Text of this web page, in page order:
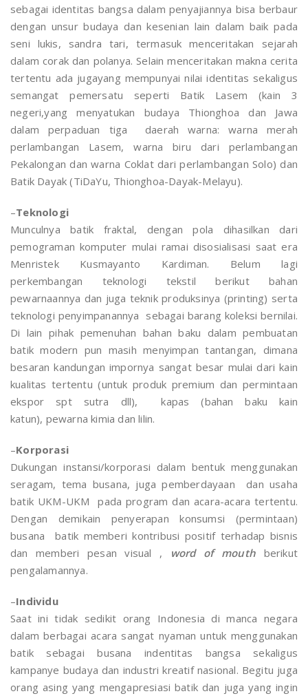
sebagai identitas bangsa dalam penyajiannya bisa berbaur
dengan unsur budaya dan kesenian lain dalam baik pada
seni lukis, sandra tari, termasuk menceritakan sejarah
dalam corak dan polanya. Selain menceritakan makna cerita
tertentu ada jugayang mempunyai nilai identitas sekaligus
semangat pemersatu seperti Batik Lasem (kain 3
negeri,yang menyatukan budaya Thionghoa dan Jawa
dalam perpaduan tiga daerah warna: warna merah
perlambangan Lasem, warna biru dari perlambangan
Pekalongan dan warna Coklat dari perlambangan Solo) dan
Batik Dayak (TiDaYu, Thionghoa-Dayak-Melayu).
–Teknologi
Munculnya batik fraktal, dengan pola dihasilkan dari
pemograman komputer mulai ramai disosialisasi saat era
Menristek Kusmayanto Kardiman. Belum lagi
perkembangan teknologi tekstil berikut bahan
pewarnaannya dan juga teknik produksinya (printing) serta
teknologi penyimpanannya sebagai barang koleksi bernilai.
Di lain pihak pemenuhan bahan baku dalam pembuatan
batik modern pun masih menyimpan tantangan, dimana
besaran kandungan impornya sangat besar mulai dari kain
kualitas tertentu (untuk produk premium dan permintaan
ekspor spt sutra dll), kapas (bahan baku kain
katun), pewarna kimia dan lilin.
–Korporasi
Dukungan instansi/korporasi dalam bentuk menggunakan
seragam, tema busana, juga pemberdayaan dan usaha
batik UKM-UKM pada program dan acara-acara tertentu.
Dengan demikain penyerapan konsumsi (permintaan)
busana batik memberi kontribusi positif terhadap bisnis
dan memberi pesan visual ,
word of mouth berikut
pengalamannya.
–Individu
Saat ini tidak sedikit orang Indonesia di manca negara
dalam berbagai acara sangat nyaman untuk menggunakan
batik sebagai busana indentitas bangsa sekaligus
kampanye budaya dan industri kreatif nasional. Begitu juga
orang asing yang mengapresiasi batik dan juga yang ingin